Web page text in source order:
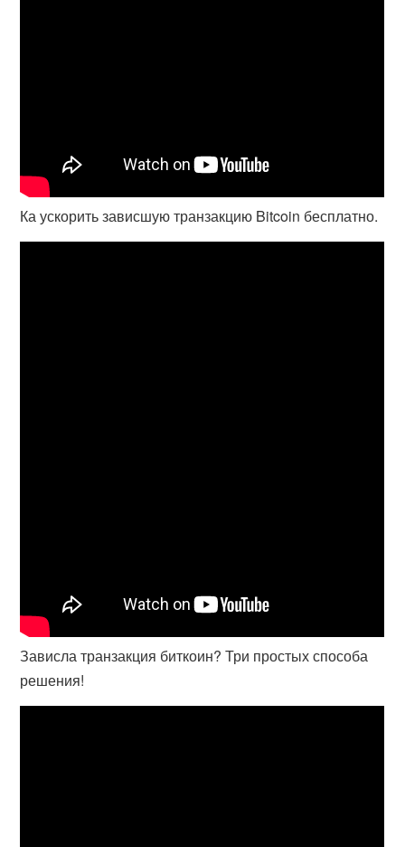
Ка ускорить зависшую транзакцию Bitcoin бесплатно.
Зависла транзакция биткоин? Три простых способа
решения!